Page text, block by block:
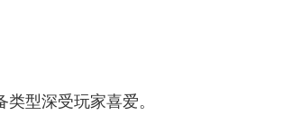
型深受玩家喜爱。